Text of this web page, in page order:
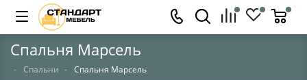
Спальня Марсель
Спальни Спальня Марсель